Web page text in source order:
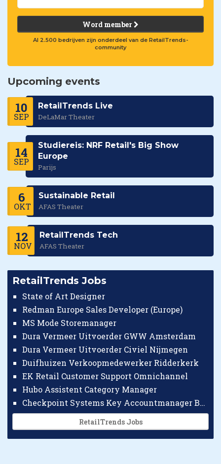
Word member
Al 2.500 bedrijven zijn onderdeel van de RetailTrends-
community
Upcoming events
10
SEP
RetailTrends Live
DeLaMar Theater
14
SEP
Studiereis: NRF Retail's Big Show
Europe
Parijs
6
OKT
Sustainable Retail
AFAS Theater
12
NOV
RetailTrends Tech
AFAS Theater
RetailTrends Jobs
State of Art Designer
Redman Europe Sales Developer (Europe)
MS Mode Storemanager
Dura Vermeer Uitvoerder GWW Amsterdam
Dura Vermeer Uitvoerder Civiel Nijmegen
Duifhuizen Verkoopmedewerker Ridderkerk
EK Retail Customer Support Omnichannel
Hubo Assistent Category Manager
Checkpoint Systems Key Accountmanager Benelux
RetailTrends Jobs